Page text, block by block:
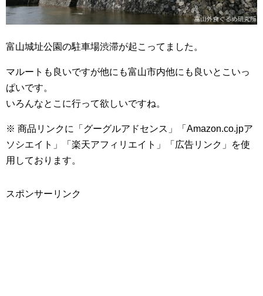
富山城址公園の駐車場渋滞が起こってました。
マルートも良いですが他にも富山市内他にも良いとこいっ
ぱいです。
いろんなとこに行って欲しいですね。
※ 商品リンクに「グーグルアドセンス」「Amazon.co.jpア
ソシエイト」「楽天アフィリエイト」「広告リンク」を使
用しております。
スポンサーリンク